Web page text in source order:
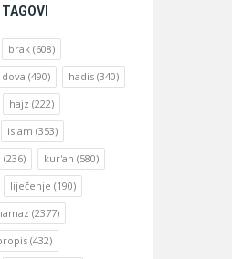
brak (608)
dova (490) hadis (340)
hajz (222)
islam (353)
(236) kur'an (580)
liječenje (190)
(2377)
(432)